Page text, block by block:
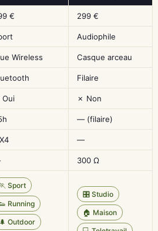
€ 299 €
Audiophile
Wireless Casque arceau
Filaire
✗ Non
— (filaire)
—
300 Ω
Sport
Running
🌲 Outdoor
🎛️ Studio
🏠 Maison